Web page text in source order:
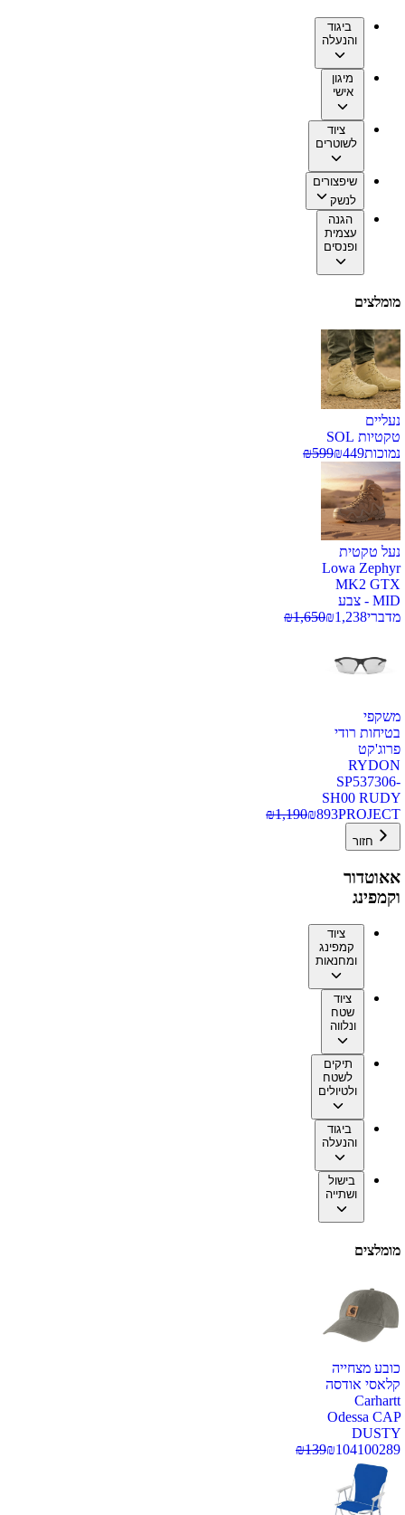
ביגוד
והנעלה
מיגון
אישי
ציוד
לשוטרים
שיפצורים
לנשק
הגנה
עצמית
ופנסים
מומלצים
נעליים
טקטיות SOL
נמוכות
₪449
₪599
נעל טקטית
Lowa Zephyr
MK2 GTX
MID - צבע
מדברי
₪1,238
₪1,650
משקפי
בטיחות רודי
פרוג'קט
RYDON
SP537306-
SH00 RUDY
PROJECT
₪893
₪1,190
חזור
אאוטדור
וקמפינג
ציוד
קמפינג
ומחנאות
ציוד
שטח
ונלווה
תיקים
לשטח
ולטיולים
ביגוד
והנעלה
בישול
ושתייה
מומלצים
כובע מצחייה
קלאסי אודסה
Carhartt
Odessa CAP
DUSTY
100289
₪104
₪139